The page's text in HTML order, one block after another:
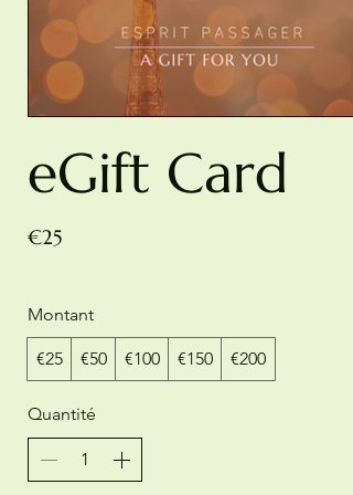
eGift Card
€25
Montant
€25 €50 €100 €150 €200
Quantité